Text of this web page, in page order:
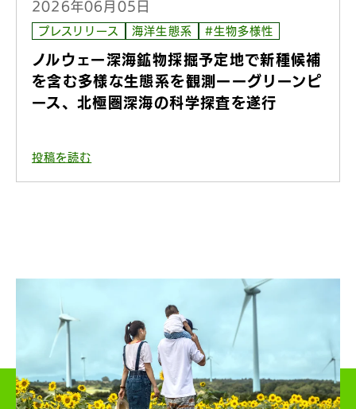
2026年06月05日
プレスリリース 海洋生態系 #生物多様性
ノルウェー深海鉱物採掘予定地で新種候補
を含む多様な生態系を観測ーーグリーンピ
ース、北極圏深海の科学探査を遂行
投稿を読む